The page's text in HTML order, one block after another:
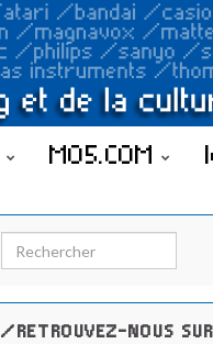
MO5.COM
Search for:
/RETROUVEZ-NOUS SUR